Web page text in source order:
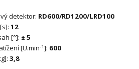
detektor: RD600/RD1200/LRD100
12
[°]: ± 5
[U.min-1]: 600
3,8